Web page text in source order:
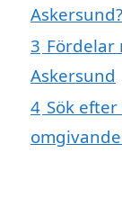
Askersund?
3 Fördelar
Askersund
4 Sök